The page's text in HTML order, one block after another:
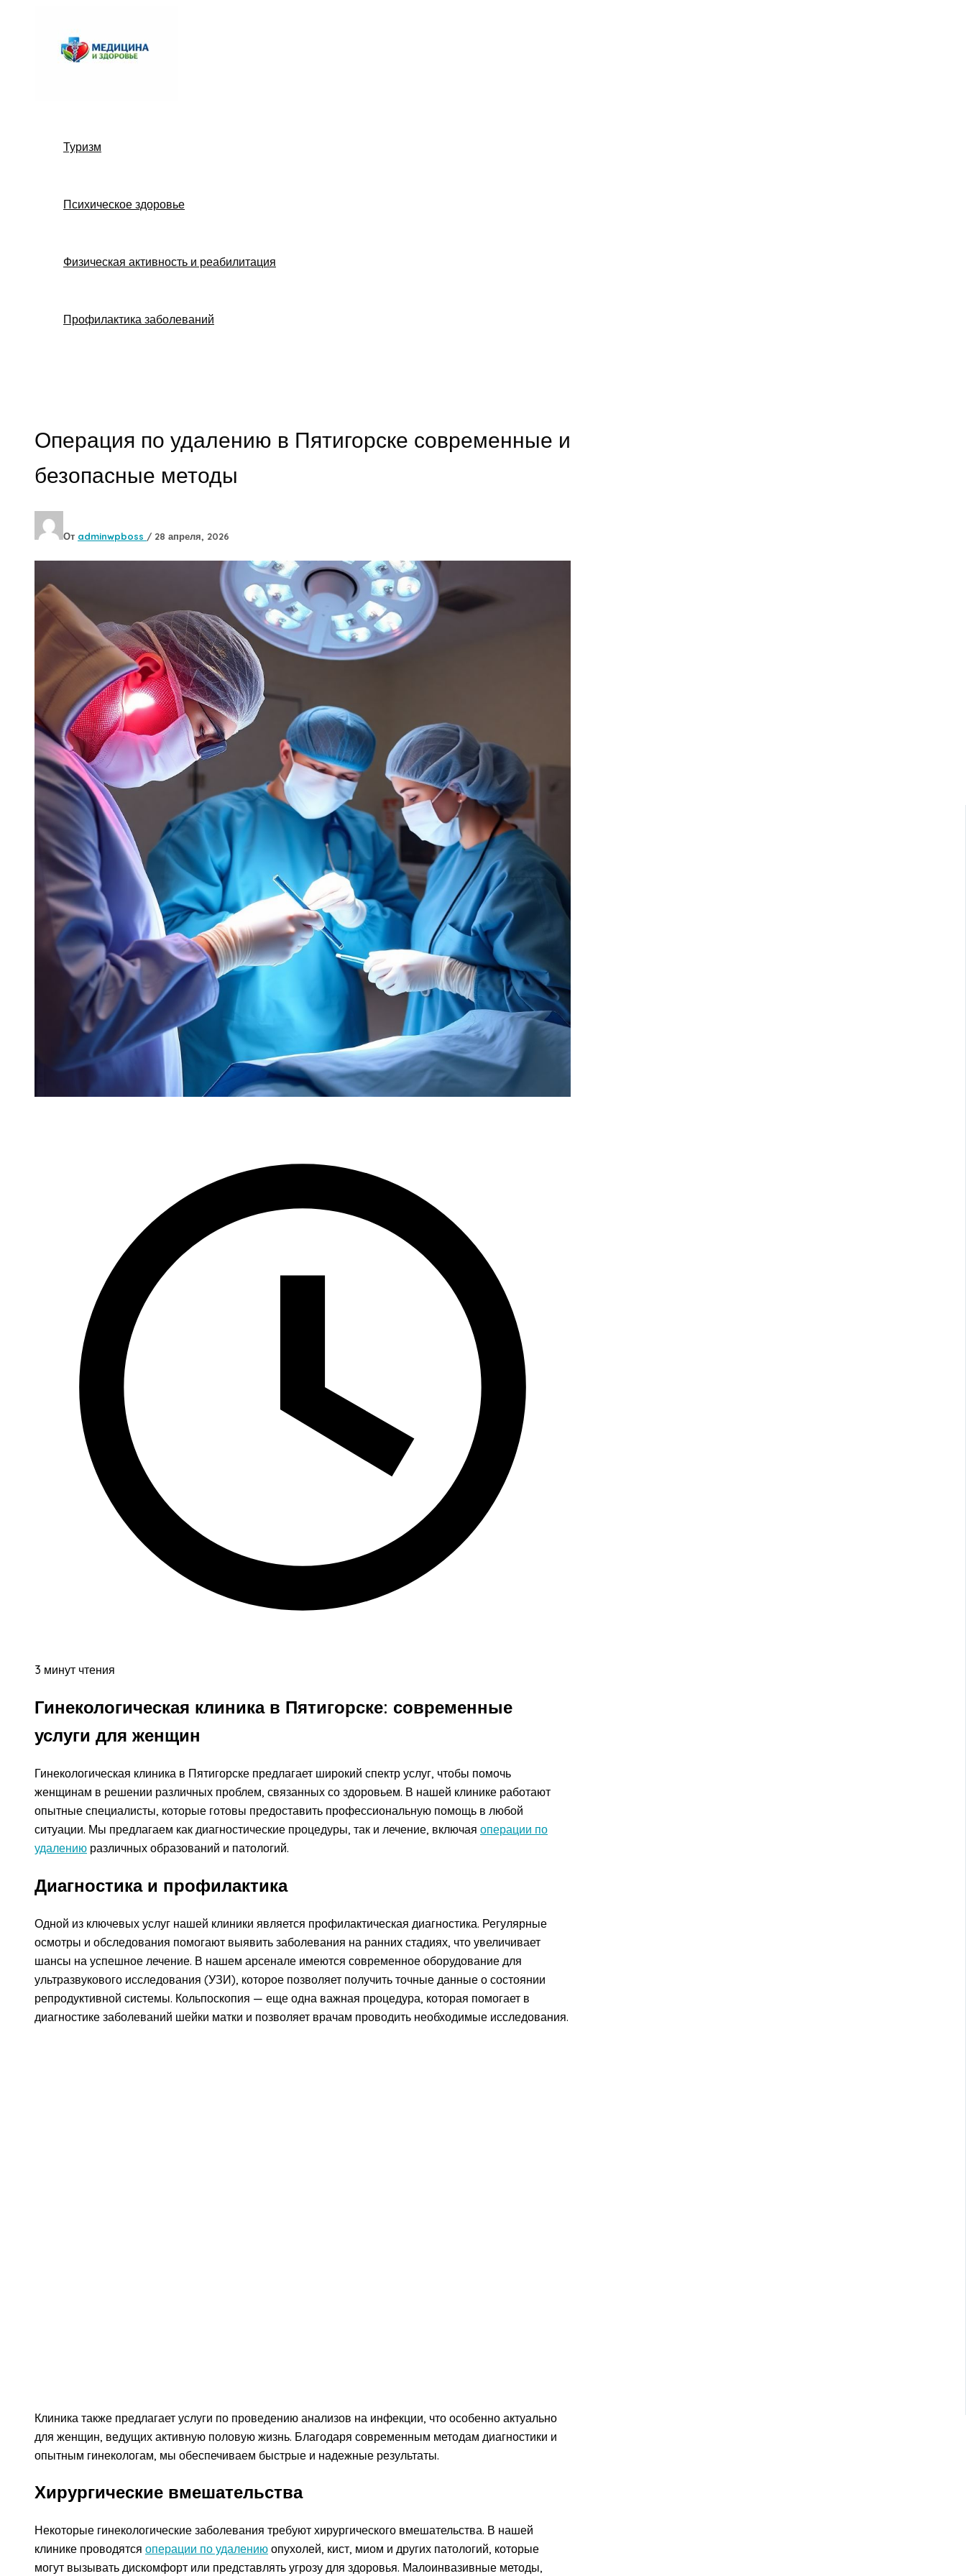
содержимому
Туризм
Психическое здоровье
Физическая активность и реабилитация
Профилактика заболеваний
Операция по удалению в Пятигорске современные и
безопасные методы
От adminwpboss / 28 апреля, 2026
3 минут чтения
Гинекологическая клиника в Пятигорске: современные
услуги для женщин
Гинекологическая клиника в Пятигорске предлагает широкий спектр услуг, чтобы помочь
женщинам в решении различных проблем, связанных со здоровьем. В нашей клинике работают
опытные специалисты, которые готовы предоставить профессиональную помощь в любой
ситуации. Мы предлагаем как диагностические процедуры, так и лечение, включая операции по
удалению различных образований и патологий.
Диагностика и профилактика
Одной из ключевых услуг нашей клиники является профилактическая диагностика. Регулярные
осмотры и обследования помогают выявить заболевания на ранних стадиях, что увеличивает
шансы на успешное лечение. В нашем арсенале имеются современное оборудование для
ультразвукового исследования (УЗИ), которое позволяет получить точные данные о состоянии
репродуктивной системы. Кольпоскопия — еще одна важная процедура, которая помогает в
диагностике заболеваний шейки матки и позволяет врачам проводить необходимые исследования.
Клиника также предлагает услуги по проведению анализов на инфекции, что особенно актуально
для женщин, ведущих активную половую жизнь. Благодаря современным методам диагностики и
опытным гинекологам, мы обеспечиваем быстрые и надежные результаты.
Хирургические вмешательства
Некоторые гинекологические заболевания требуют хирургического вмешательства. В нашей
клинике проводятся операции по удалению опухолей, кист, миом и других патологий, которые
могут вызывать дискомфорт или представлять угрозу для здоровья. Малоинвазивные методы,